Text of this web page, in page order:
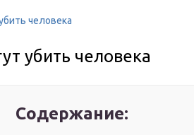
человека
убить человека
Содержание: